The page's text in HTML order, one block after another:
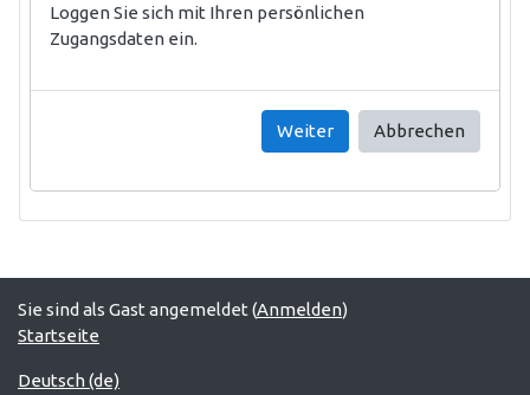
Loggen Sie sich mit Ihren persönlichen
Zugangsdaten ein.
Weiter Abbrechen
Sie sind als Gast angemeldet (Anmelden)
Startseite
Deutsch ‎(de)‎